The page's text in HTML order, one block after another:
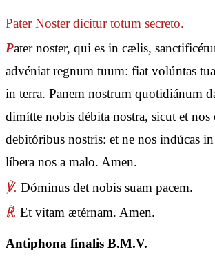
Pater Nosterdicitur totum secreto.
Pater noster, qui es in cælis,
advéniat regnum tuum: fiat volúntas
in terra. Panem nostrum quotidiánum
dimítte nobis débita nostra, sicut et
debitóribus nostris: et ne nos indúcas
líbera nos a malo. Amen.
℣. Dóminus det nobis suam pacem.
℟. Et vitam ætérnam. Amen.
Antiphona finalis B.M.V.